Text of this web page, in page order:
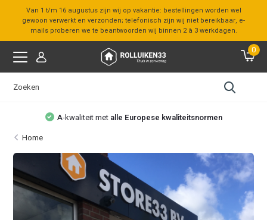
Van 1 t/m 16 augustus zijn wij op vakantie: bestellingen worden wel
gewoon verwerkt en verzonden; telefonisch zijn wij niet bereikbaar, e-
mails proberen we te beantwoorden wij binnen 2 à 3 werkdagen.
0
Bezoek onze
Home